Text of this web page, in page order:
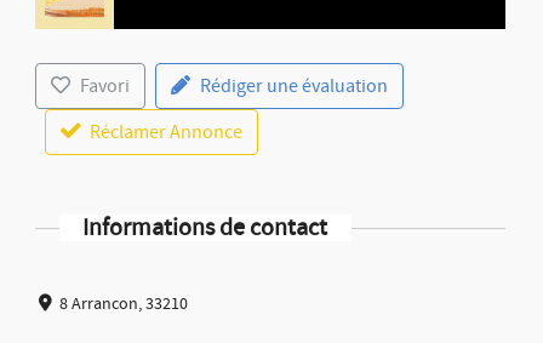
Favori
Rédiger une évaluation
Réclamer Annonce
Informations de contact
8 Arrancon, 33210